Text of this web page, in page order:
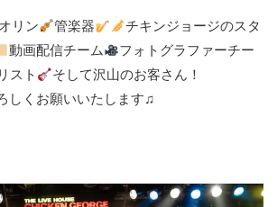
リン 管楽器
チキンジョージのスタ
動画配信チーム
フォトグラファーチー
スト
そして沢山のお客さん！
しくお願いいたします♫